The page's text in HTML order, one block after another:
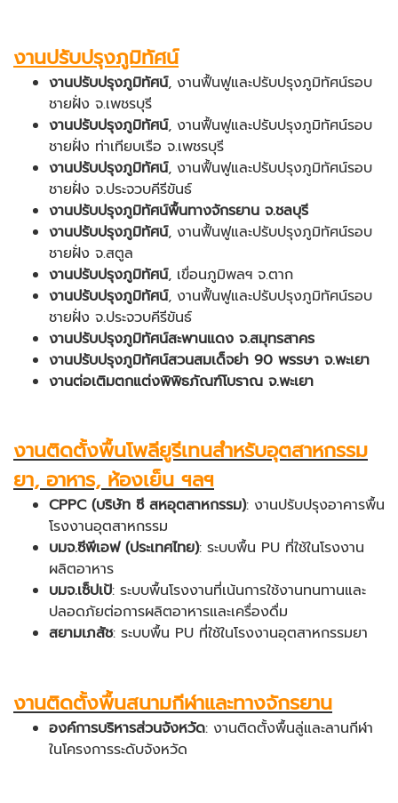
งานปรับปรุงภูมิทัศน์
งานปรับปรุงภูมิทัศน์, งานฟื้นฟูและปรับปรุงภูมิทัศน์รอบ
ชายฝั่ง จ.เพชรบุรี
งานปรับปรุงภูมิทัศน์, งานฟื้นฟูและปรับปรุงภูมิทัศน์รอบ
ชายฝั่ง ท่าเทียบเรือ จ.เพชรบุรี
งานปรับปรุงภูมิทัศน์, งานฟื้นฟูและปรับปรุงภูมิทัศน์รอบ
ชายฝั่ง จ.ประจวบคีรีขันธ์
งานปรับปรุงภูมิทัศน์พื้นทางจักรยาน จ.ชลบุรี
งานปรับปรุงภูมิทัศน์, งานฟื้นฟูและปรับปรุงภูมิทัศน์รอบ
ชายฝั่ง จ.สตูล
งานปรับปรุงภูมิทัศน์, เขื่อนภูมิพลฯ จ.ตาก
งานปรับปรุงภูมิทัศน์, งานฟื้นฟูและปรับปรุงภูมิทัศน์รอบ
ชายฝั่ง จ.ประจวบคีรีขันธ์
งานปรับปรุงภูมิทัศน์สะพานแดง จ.สมุทรสาคร
งานปรับปรุงภูมิทัศน์สวนสมเด็จย่า 90 พรรษา จ.พะเยา
งานต่อเติมตกแต่งพิพิธภัณฑ์โบราณ จ.พะเยา
งานติดตั้งพื้นโพลียูรีเทนสำหรับอุตสาหกรรม
ยา, อาหาร, ห้องเย็น ฯลฯ
CPPC (บริษัท ซี สหอุตสาหกรรม): งานปรับปรุงอาคารพื้น
โรงงานอุตสาหกรรม
บมจ.ซีพีเอฟ (ประเทศไทย): ระบบพื้น PU ที่ใช้ในโรงงาน
ผลิตอาหาร
บมจ.เซ็ปเป้: ระบบพื้นโรงงานที่เน้นการใช้งานทนทานและ
ปลอดภัยต่อการผลิตอาหารและเครื่องดื่ม
สยามเภสัช: ระบบพื้น PU ที่ใช้ในโรงงานอุตสาหกรรมยา
งานติดตั้งพื้นสนามกีฬาและทางจักรยาน
องค์การบริหารส่วนจังหวัด: งานติดตั้งพื้นลู่และลานกีฬา
ในโครงการระดับจังหวัด